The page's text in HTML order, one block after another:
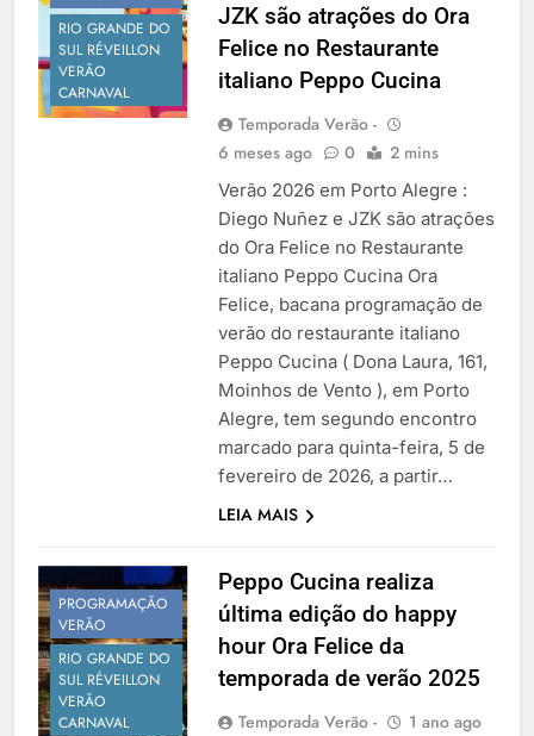
Temporada Verão 2027
RIO GRANDE DO
SUL RÉVEILLON
VERÃO
CARNAVAL
JZK são atrações do Ora
Felice no Restaurante
italiano Peppo Cucina
Temporada Verão -
6 meses ago
0 2 mins
Verão 2026 em Porto Alegre :
Diego Nuñez e JZK são atrações
do Ora Felice no Restaurante
italiano Peppo Cucina Ora
Felice, bacana programação de
verão do restaurante italiano
Peppo Cucina ( Dona Laura, 161,
Moinhos de Vento ), em Porto
Alegre, tem segundo encontro
marcado para quinta-feira, 5 de
fevereiro de 2026, a partir…
LEIA MAIS
PROGRAMAÇÃO
VERÃO
RIO GRANDE DO
SUL RÉVEILLON
VERÃO
CARNAVAL
Peppo Cucina realiza
última edição do happy
hour Ora Felice da
temporada de verão 2025
Temporada Verão -
1 ano ago